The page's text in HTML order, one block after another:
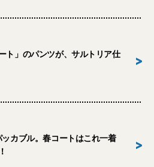
ト」のパンツが、サルトリア仕
>
カブル。春コートはこれ一着
>